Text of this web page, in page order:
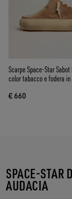
Scarpe Space-Star
color tabacco e fodera
€ 660
SPACE-STAR
AUDACIA